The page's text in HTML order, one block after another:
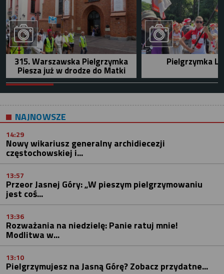
315. Warszawska Pielgrzymka
Piesza już w drodze do Matki
Pielgrzymka
NAJNOWSZE
14:29
Nowy wikariusz generalny archidiecezji
częstochowskiej i...
13:57
Przeor Jasnej Góry: „W pieszym pielgrzymowaniu
jest coś...
13:36
Rozważania na niedzielę: Panie ratuj mnie!
Modlitwa w...
13:10
Pielgrzymujesz na Jasną Górę? Zobacz przydatne...